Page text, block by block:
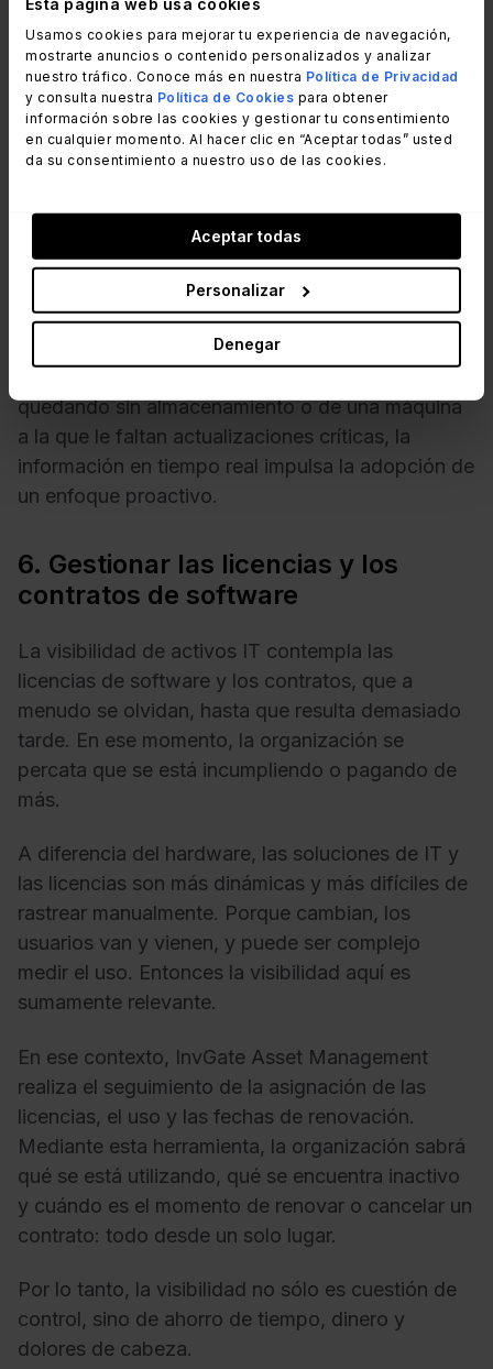
Usamos cookies para mejorar tu experiencia de navegación,
mostrarte anuncios o contenido personalizados y analizar
nuestro tráfico. Conoce más en nuestra Política de Privacidad
y consulta nuestra Política de Cookies para obtener
información sobre las cookies y gestionar tu consentimiento
en cualquier momento. Al hacer clic en “Aceptar todas” usted
da su consentimiento a nuestro uso de las cookies.
Aceptar todas
Personalizar
Denegar
dispositivos se reasignan, el software se actualiza
(o no) y las configuraciones cambian con el
tiempo.
Por eso es tan importantemonitorear
posible hacer un seguimiento de aspectos
fundamentales como el rendimiento, las versiones
del software y las violaciones de las políticas para
detectar problemas a tiempo.
quedando sin almacenamiento o de una máquina
a la que le faltan actualizaciones críticas, la
información en tiempo real impulsa la adopción de
un enfoque proactivo.
6. Gestionar las licencias y los
contratos de software
La visibilidad de activos IT contempla las
licencias de software y los contratos, que a
menudo se olvidan, hasta que resulta demasiado
tarde. En ese momento, la organización se
percata que se está incumpliendo o pagando de
más.
A diferencia del hardware, las soluciones de IT y
las licencias son más dinámicas y más difíciles de
rastrear manualmente. Porque cambian, los
usuarios van y vienen, y puede ser complejo
medir el uso. Entonces la visibilidad aquí es
sumamente relevante.
En ese contexto, InvGate Asset Management
realiza el seguimiento de la asignación de las
licencias, el uso y las fechas de renovación.
Mediante esta herramienta, la organización sabrá
qué se está utilizando, qué se encuentra inactivo
y cuándo es el momento de renovar o cancelar un
contrato: todo desde un solo lugar.
Por lo tanto, la visibilidad no sólo es cuestión de
control, sino de ahorro de tiempo, dinero y
dolores de cabeza.